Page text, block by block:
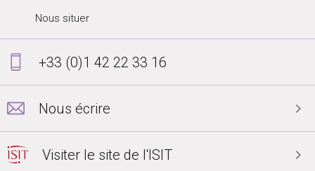
Nous situer
+33 (0)1 42 22 33 16
Nous écrire
Visiter le site de l'ISIT